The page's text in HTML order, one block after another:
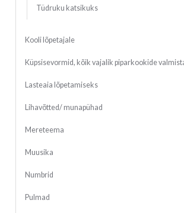
Tüdruku katsikuks
Kooli lõpetajale
Küpsisevormid, kõik vajalik piparkookide
Lasteaia lõpetamiseks
Lihavõtted/ munapühad
Mereteema
Muusika
Numbrid
Pulmad